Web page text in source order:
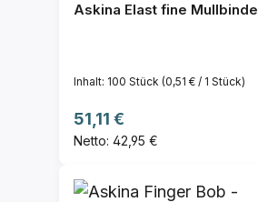
Askina Elast fine Mullbinde
Inhalt: 100 Stück (0,51 € / 1 Stück)
Regulärer Preis:
51,11 €
Netto: 42,95 €